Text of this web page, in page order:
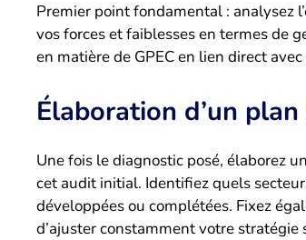
Premier point fondamental : analysez
vos forces et faiblesses en termes de
en matière de GPEC en lien direct
Élaboration d’un plan
Une fois le diagnostic posé, élaborez un
cet audit initial. Identifiez quels
développées ou complétées. Fixez
d’ajuster constamment votre